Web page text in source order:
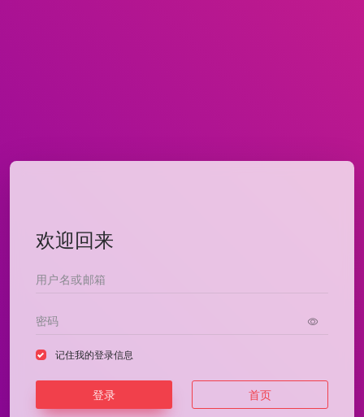
欢迎回来
记住我的登录信息
登录 首页